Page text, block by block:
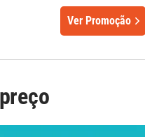
Ver Promoção